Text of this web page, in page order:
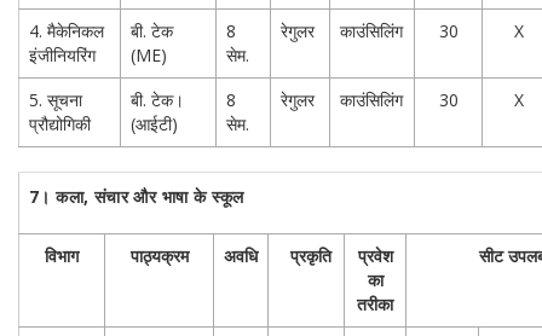
4. मैकेनिकल
इंजीनियरिंग
बी. टेक
(ME)
8
सेम.
रेगुलर काउंसिलिंग 30 X
5. सूचना
प्रौद्योगिकी
बी. टेक।
(आईटी)
8
सेम.
रेगुलर काउंसिलिंग 30 X
7। कला, संचार और भाषा के स्कूल
विभाग पाठ्यक्रम अवधि प्रकृति
प्रवेश
का
तरीका
सीट